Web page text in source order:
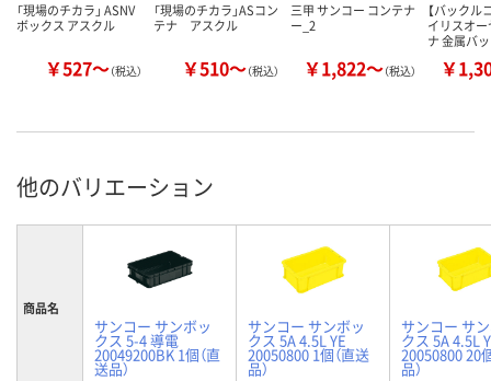
「現場のチカラ」 ASNV
ボックス アスクル
￥527～（税込）
「現場のチカラ」ASコン
テナ アスクル
￥510～（税込）
三甲 サンコー コンテナ
ー_2
￥1,822～（税込）
【バックル
イリスオ
ナ 金属バ
￥
他のバリエーション
商品名
サンコー サンボッ
クス 5-4 導電
20049200BK 1個（直
送品）
サンコー サンボッ
クス 5A 4.5L YE
20050800 1個（直送
品）
サンコー サ
クス 5A 4.5L
20050800 20
品）